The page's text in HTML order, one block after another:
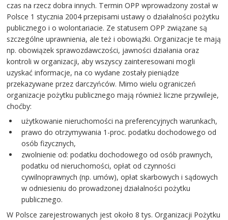
czas na rzecz dobra innych. Termin OPP wprowadzony został w
Polsce 1 stycznia 2004 przepisami ustawy o działalności pożytku
publicznego i o wolontariacie. Ze statusem OPP związane są
szczególne uprawnienia, ale też i obowiązki. Organizacje te mają
np. obowiązek sprawozdawczości, jawności działania oraz
kontroli w organizacji, aby wszyscy zainteresowani mogli
uzyskać informacje, na co wydane zostały pieniądze
przekazywane przez darczyńców. Mimo wielu ograniczeń
organizacje pożytku publicznego mają również liczne przywileje,
choćby:
użytkowanie nieruchomości na preferencyjnych warunkach,
prawo do otrzymywania 1-proc. podatku dochodowego od
osób fizycznych,
zwolnienie od: podatku dochodowego od osób prawnych,
podatku od nieruchomości, opłat od czynności
cywilnoprawnych (np. umów), opłat skarbowych i sądowych
w odniesieniu do prowadzonej działalności pożytku
publicznego.
W Polsce zarejestrowanych jest około 8 tys. Organizacji Pożytku